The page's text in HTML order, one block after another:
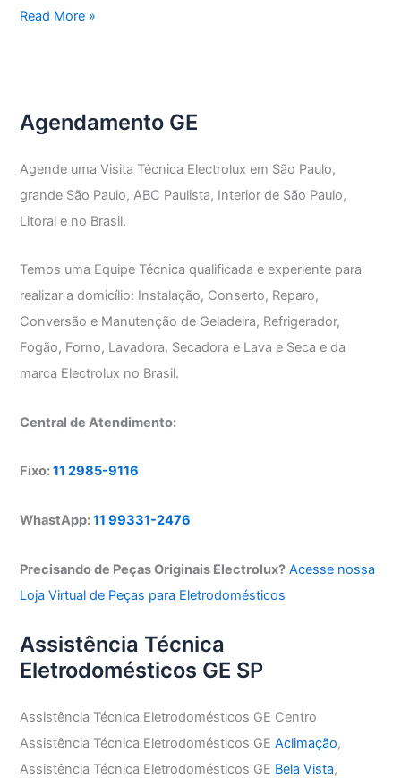
Assistência
Read More »
Agendamento GE
Agende uma Visita Técnica Electrolux em São Paulo,
grande São Paulo, ABC Paulista, Interior de São Paulo,
Litoral e no Brasil.
Temos uma Equipe Técnica qualificada e experiente para
realizar a domicílio: Instalação, Conserto, Reparo,
Conversão e Manutenção de Geladeira, Refrigerador,
Fogão, Forno, Lavadora, Secadora e Lava e Seca e da
marca Electrolux no Brasil.
Central de Atendimento:
Fixo:11 2985-9116
WhastApp:11 99331-2476
Precisando de Peças Originais Electrolux? Acesse nossa
Loja Virtual de Peças para Eletrodomésticos
Assistência Técnica
Eletrodomésticos GE SP
Assistência Técnica Eletrodomésticos GE Centro
Assistência Técnica Eletrodomésticos GEAclimação,
Assistência Técnica Eletrodomésticos GE Bela Vista,